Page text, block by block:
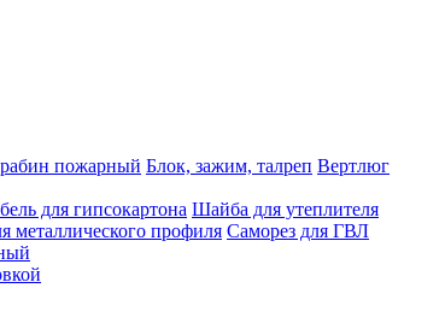
пожарный Блок, зажим, талреп Вертлюг
для гипсокартона Шайба для утеплителя
металлического профиля Саморез для ГВЛ